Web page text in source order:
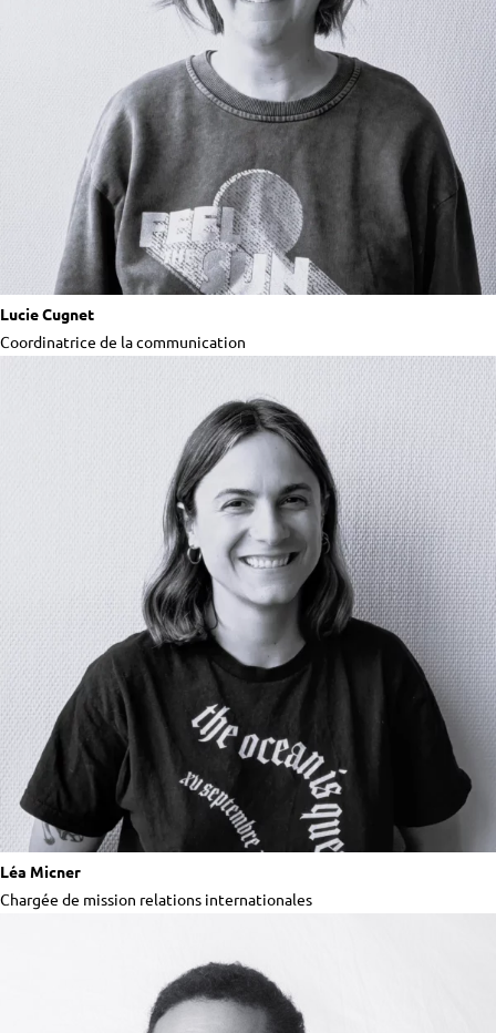
Lucie Cugnet
Coordinatrice de la communication
Léa Micner
Chargée de mission relations internationales